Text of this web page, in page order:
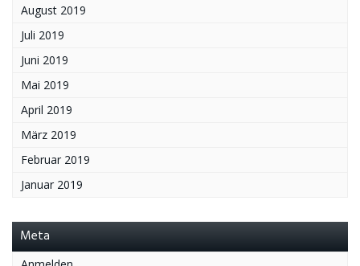
August 2019
Juli 2019
Juni 2019
Mai 2019
April 2019
März 2019
Februar 2019
Januar 2019
Meta